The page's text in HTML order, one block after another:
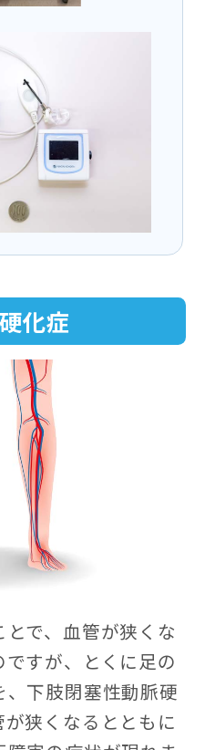
化症
で、血管が狭くな
すが、とくに足の
下肢閉塞性動脈硬
狭くなるとともに